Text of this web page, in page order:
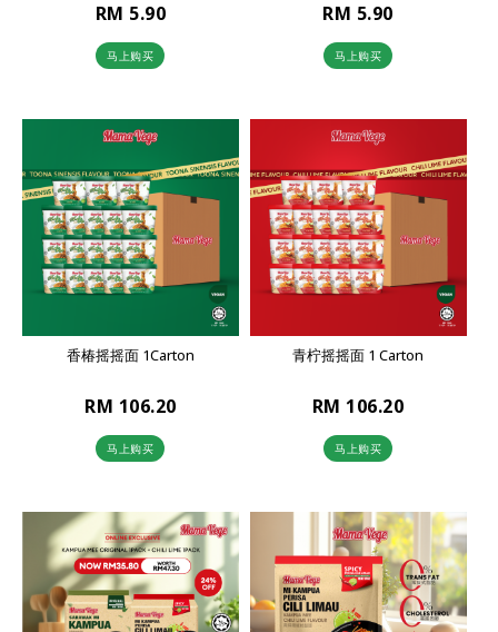
RM 5.90
马上购买
RM 5.90
马上购买
香椿摇摇面 1Carton
RM 106.20
马上购买
青柠摇摇面 1 Carton
RM 106.20
马上购买